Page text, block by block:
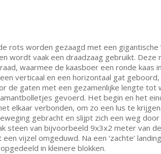
rots worden gezaagd met een gigantische
wordt vaak een draadzaag gebruikt. Deze
waarmee de kaasboer een ronde kaas
verticaal en een horizontaal gat
de gaten met een gezamenlijke lengte
gevoerd. Het begin en het
elkaar verbonden, om zo een lus te
gebracht en slijpt zich een weg
steen van bijvoorbeeld 9x3x2 meter van
vijzel omgeduwd. Na een ‘zachte’
in kleinere blokken.